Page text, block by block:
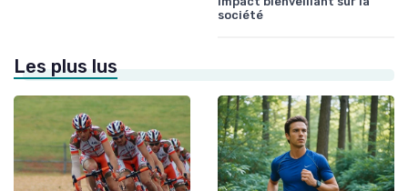
société
Les plus lus